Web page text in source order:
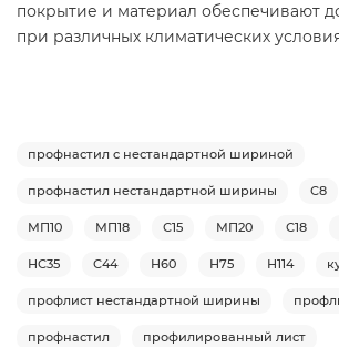
покрытие и материал обеспечивают
при различных климатических
профнастил с нестандартной шириной
профнастил нестандартной ширины С8
МП10 МП18 С15 МП20 С18
НС35 С44 Н60 Н75 Н114
профлист нестандартной ширины
профнастил профилированный лист